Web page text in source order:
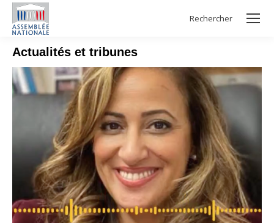
Search:
Rechercher
Actualités et tribunes